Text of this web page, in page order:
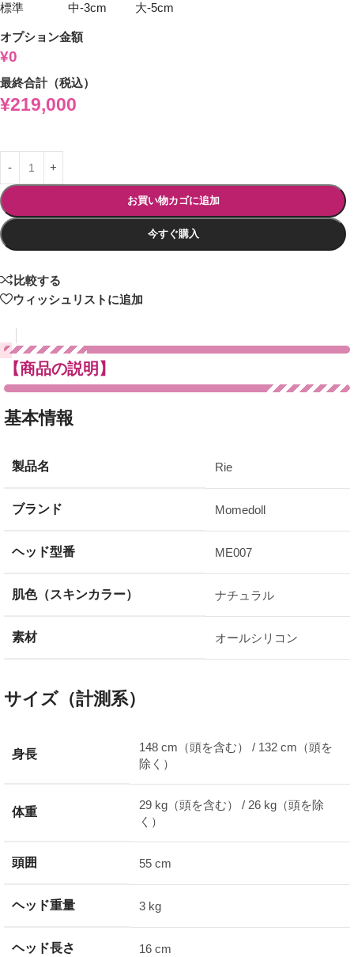
標準 中-3cm 大-5cm
オプション金額
¥0
最終合計（税込）
¥219,000
お買い物カゴに追加
今すぐ購入
比較する
ウィッシュリストに追加
【商品の説明】
基本情報
製品名 Rie
ブランド Momedoll
ヘッド型番 ME007
肌色（スキンカラー） ナチュラル
素材 オールシリコン
サイズ（計測系）
身長
148 cm（頭を含む） / 132 cm（頭を
除く）
体重
29 kg（頭を含む） / 26 kg（頭を除
く）
頭囲 55 cm
ヘッド重量 3 kg
ヘッド長さ 16 cm